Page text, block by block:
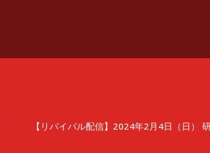
【リバイバル配信】2024年2月4日（日）